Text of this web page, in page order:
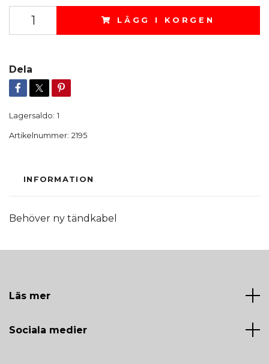
LÄGG I KORGEN
Dela
Lagersaldo: 1
Artikelnummer: 2195
INFORMATION
Behöver ny tändkabel
Läs mer
Sociala medier